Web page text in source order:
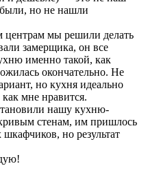
но не нашли
центрам мы решили делать
замерщика, он все
именно такой, как
окончательно. Не
но кухня идеально
мне нравится.
нашу кухню-
стенам, им пришлось
но результат